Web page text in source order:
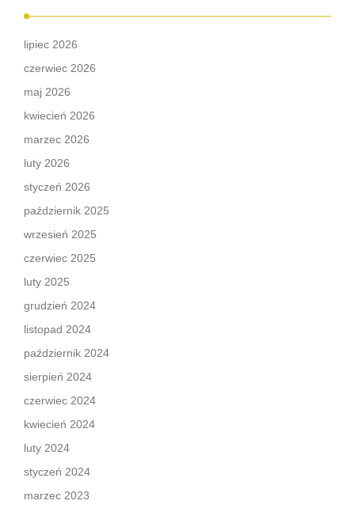
lipiec 2026
czerwiec 2026
maj 2026
kwiecień 2026
marzec 2026
luty 2026
styczeń 2026
październik 2025
wrzesień 2025
czerwiec 2025
luty 2025
grudzień 2024
listopad 2024
październik 2024
sierpień 2024
czerwiec 2024
kwiecień 2024
luty 2024
styczeń 2024
marzec 2023